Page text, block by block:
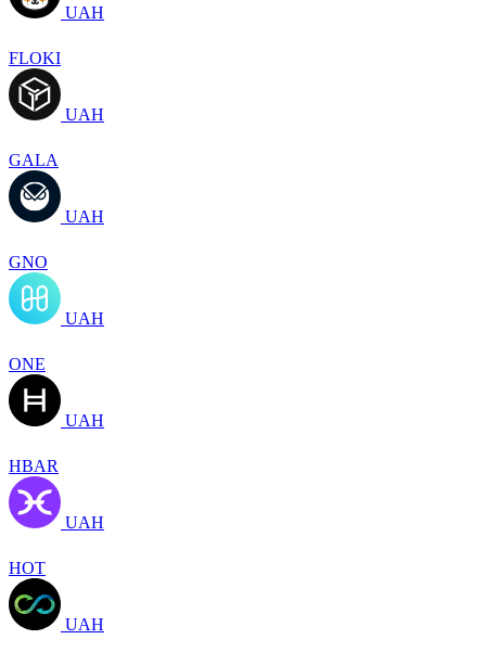
UAH
FLOKI
UAH
GALA
UAH
GNO
UAH
ONE
UAH
HBAR
UAH
HOT
UAH